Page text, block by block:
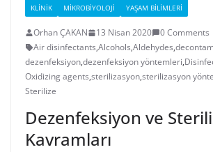
KLINIK MIKROBIYOLOJI YAŞAM BILIMLERI
Orhan ÇAKAN 13 Nisan 2020
0 Comments
Air disinfectants,Alcohols,Aldehydes,
dezenfeksiyon,dezenfeksiyon yöntemleri,
Oxidizing agents,sterilizasyon,sterilizasyon
Sterilize
Dezenfeksiyon ve
Kavramları